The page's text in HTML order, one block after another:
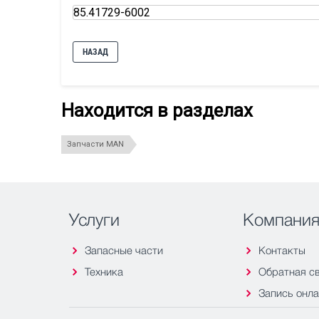
85.41729-6002
НАЗАД
Находится в разделах
Запчасти MAN
Услуги
Запасные части
Техника
Компания
Контакты
Обратная
Запись